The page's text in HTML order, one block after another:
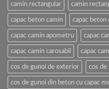
camin rectangular camin
capac beton camin capac beton
capac camin apometru capac
capac camin carosabil capac
cos de gunoi de exterior cos de
cos de gunoi din beton cu capac